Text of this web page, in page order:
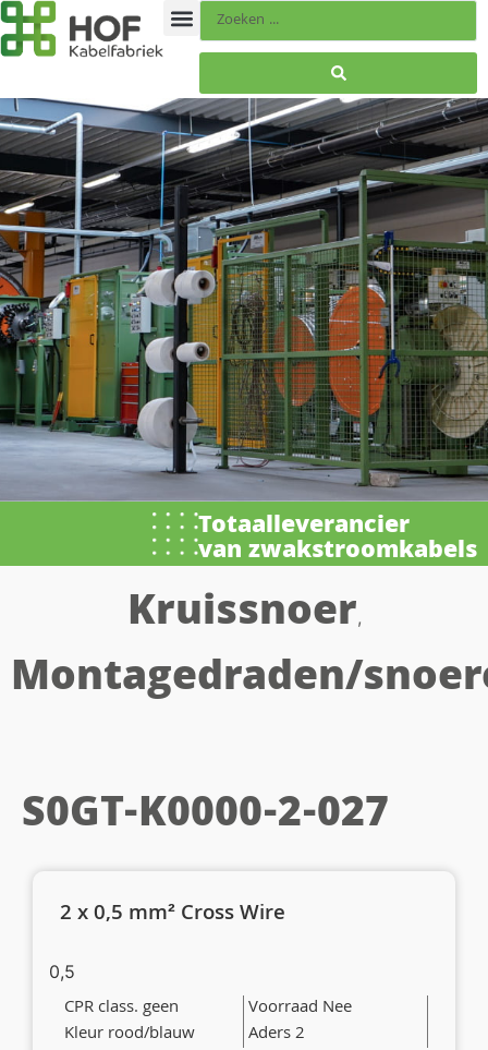
Totaalleverancier
van zwakstroomkabels
Kruissnoer,
Montagedraden/
S0GT-K0000-2-027
2 x 0,5 mm² Cross Wire
0,5
CPR class. geen
Voorraad Nee
Kleur rood/blauw
Aders 2